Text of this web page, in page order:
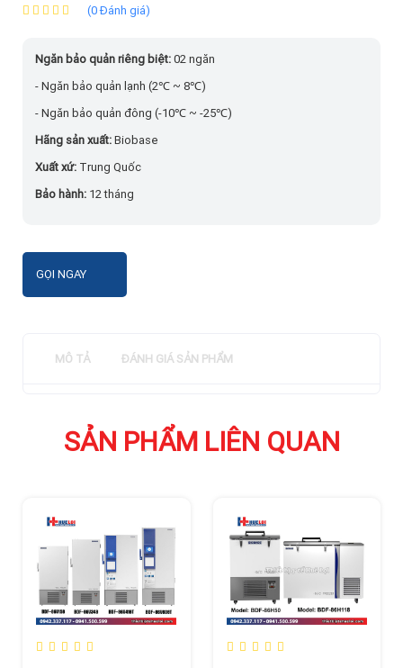
(0 Đánh giá)
Ngăn bảo quản riêng biệt:02 ngăn
- Ngăn bảo quản lạnh (2℃ ~ 8℃)
- Ngăn bảo quản đông (-10℃ ~ -25℃)
Hãng sản xuất:Biobase
Xuất xứ: Trung Quốc
Bảo hành: 12 tháng
GỌI NGAY
MÔ TẢ ĐÁNH GIÁ SẢN PHẨM
SẢN PHẨM LIÊN QUAN